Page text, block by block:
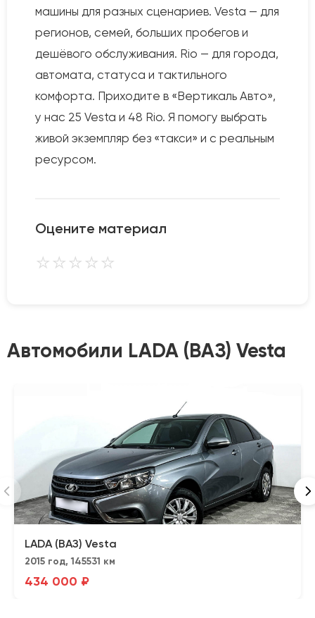
машины для разных сценариев. Vesta — для
регионов, семей, больших пробегов и
дешёвого обслуживания. Rio — для города,
автомата, статуса и тактильного
комфорта. Приходите в «Вертикаль Авто»,
у нас 25 Vesta и 48 Rio. Я помогу выбрать
живой экземпляр без «такси» и с реальным
ресурсом.
Оцените материал
⭐⭐⭐⭐⭐
Автомобили LADA (ВАЗ) Vesta
LADA (ВАЗ) Vesta
2015 год, 145531 км
434 000 ₽